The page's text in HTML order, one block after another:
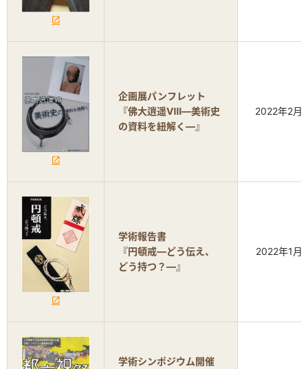
企画展パンフレット
『佛大逍遥Ⅷ―美術史
の資料を紐解く―』
2022年2月
学術報告書
『円頓戒―どう伝え、
どう持つ？―』
2022年1月
学術シンポジウム開催